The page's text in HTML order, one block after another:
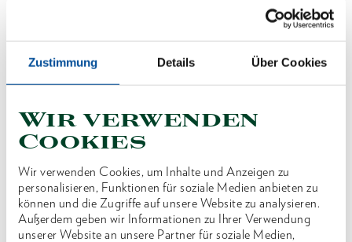
Zustimmung Details Über Cookies
Wir verwenden
Cookies
Wir verwenden Cookies, um Inhalte und Anzeigen zu
personalisieren, Funktionen für soziale Medien anbieten zu
können und die Zugriffe auf unsere Website zu analysieren.
Außerdem geben wir Informationen zu Ihrer Verwendung
unserer Website an unsere Partner für soziale Medien,
Preis auf Anfrage
Produktlinie
Produktbeschreibung
Abmessungen und Gewichte